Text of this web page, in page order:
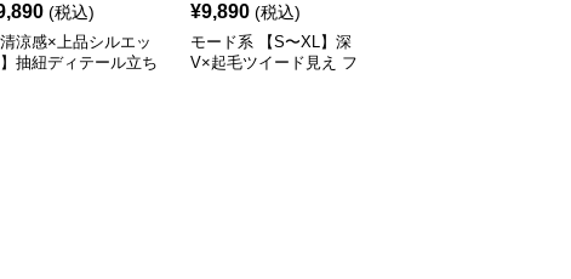
(税込)
清涼感×上品シルエッ
】抽紐ディテール立ち
¥9,890 (税込)
モード系 【S〜XL】深
V×起毛ツイード見え フ